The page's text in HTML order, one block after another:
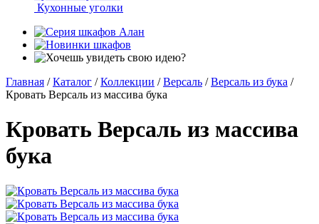
Кухонные уголки
Главная / Каталог / Коллекции / Версаль / Версаль из бука /
Кровать Версаль из массива бука
Кровать Версаль из массива
бука